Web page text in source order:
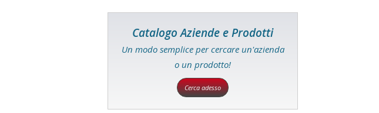
Catalogo Aziende e Prodotti
Un modo semplice per cercare un'azienda
o un prodotto!
Cerca adesso